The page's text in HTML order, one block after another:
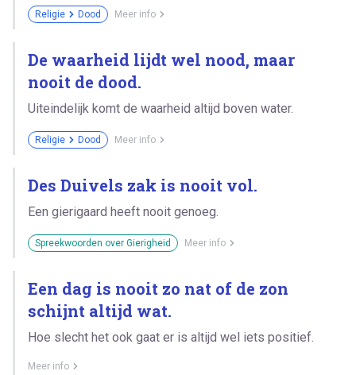
Religie Dood Meer info
De waarheid lijdt wel nood, maar
nooit de dood.
Uiteindelijk komt de waarheid altijd boven water.
Religie Dood Meer info
Des Duivels zak is nooit vol.
Een gierigaard heeft nooit genoeg.
Spreekwoorden over Gierigheid Meer info
Een dag is nooit zo nat of de zon
schijnt altijd wat.
Hoe slecht het ook gaat er is altijd wel iets positief.
Meer info